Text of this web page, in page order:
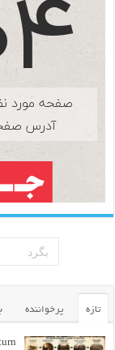
تازه پرخواننده